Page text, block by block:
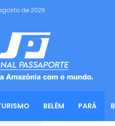
de 2026
BELÉM PARÁ